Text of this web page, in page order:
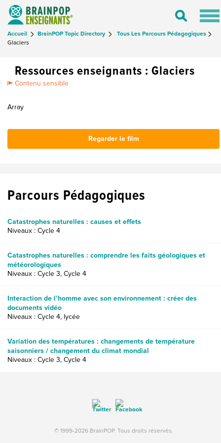
Toggle
Accueil BrainPOP Topic Directory
Tous Les Parcours Pédagogiques
Glaciers
Ressources enseignants : Glaciers
Contenu sensible
Array
Regarder le film
Parcours Pédagogiques
Catastrophes naturelles : causes et effets
Niveaux : Cycle 4
Catastrophes naturelles : comprendre les faits géologiques et
météorologiques
Niveaux : Cycle 3, Cycle 4
Interaction de l’homme avec son environnement : créer des
documents vidéo
Niveaux : Cycle 4, lycée
Variation des températures : changements de température
saisonniers / changement du climat mondial
Niveaux : Cycle 3, Cycle 4
© 1999-2026 BrainPOP. Tous droits réservés.